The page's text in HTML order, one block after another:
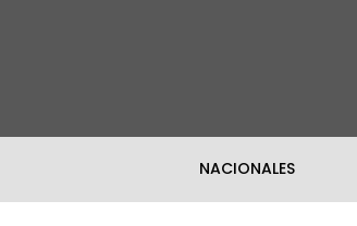
NACIONALES